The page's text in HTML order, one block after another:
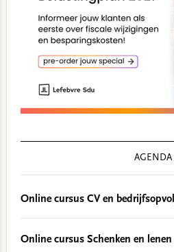
AGENDA
Online cursus CV en
Online cursus Schenken en